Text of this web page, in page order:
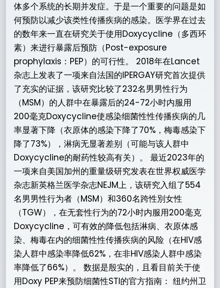
体多个系统的长期并发症。于是一个重要的问题是如
何预防以减少该类性传播疾病的感染。医学界在过去
的数年来一直在研究关于使用Doxycycline（多西环
素）来进行暴露后预防（Post-exposure
prophylaxis：PEP）的可行性。 2018年在Lancet
杂志上发表了一项来自法国的IPERGAY研究首次提供
了充实的证据，该研究比较了232名男男性行为
（MSM）的人群中在暴露后的24-72小时内服用
200毫克Doxycycline使感染细菌性性传播疾病的几
率显著下降（衣原体的感染下降了70%，梅毒感染下
降了73%），淋病无显著差别（可能与该人群中
Doxycycline的耐药性较高有关）。 最近2023年的
一项来自美国加州的重量级研究发表在世界权威医学
杂志新英格兰医学杂志NEJM上，该研究入组了554
名男男性行为者（MSM）和360名跨性別女性
（TGW），在无套性行为的72小时内服用200毫克
Doxycycline，可有效的降低包括淋病、衣原体感
染、梅毒在内的细菌性性传播疾病的风险（在HIV感
染人群中感染率降低62%，在非HIV感染人群中感染
率降低了66%）。 数据是殷实的，且看目前关于使
用Doxy PEP来预防细菌性STI的官方指南： 纽约州卫